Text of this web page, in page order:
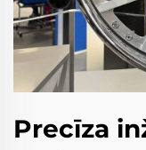
Precīza